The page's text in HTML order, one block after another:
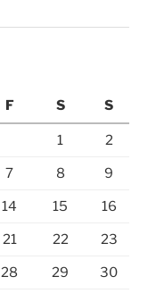
F S S
1 2
7 8 9
14 15 16
21 22 23
28 29 30